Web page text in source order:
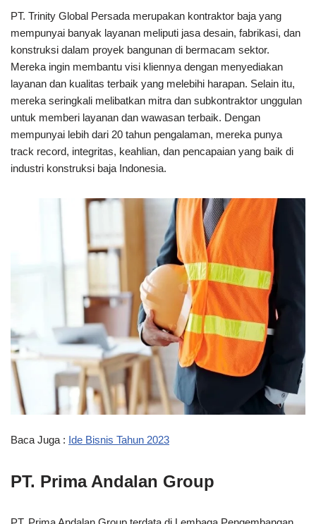
PT. Trinity Global Persada merupakan kontraktor baja yang
mempunyai banyak layanan meliputi jasa desain, fabrikasi, dan
konstruksi dalam proyek bangunan di bermacam sektor.
Mereka ingin membantu visi kliennya dengan menyediakan
layanan dan kualitas terbaik yang melebihi harapan. Selain itu,
mereka seringkali melibatkan mitra dan subkontraktor unggulan
untuk memberi layanan dan wawasan terbaik. Dengan
mempunyai lebih dari 20 tahun pengalaman, mereka punya
track record, integritas, keahlian, dan pencapaian yang baik di
industri konstruksi baja Indonesia.
Baca Juga : Ide Bisnis Tahun 2023
PT. Prima Andalan Group